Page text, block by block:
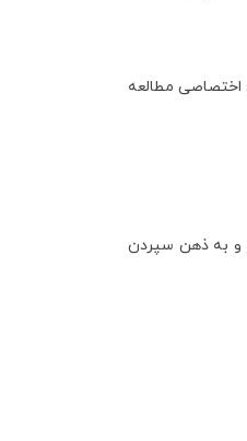
اختصاصی مطالعه
و به ذهن سپردن